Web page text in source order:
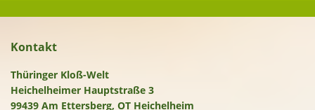
Kontakt
Thüringer Kloß-Welt
Heichelheimer Hauptstraße 3
99439 Am Ettersberg, OT Heichelheim